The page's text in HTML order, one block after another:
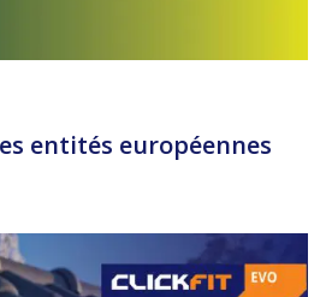
entités européennes